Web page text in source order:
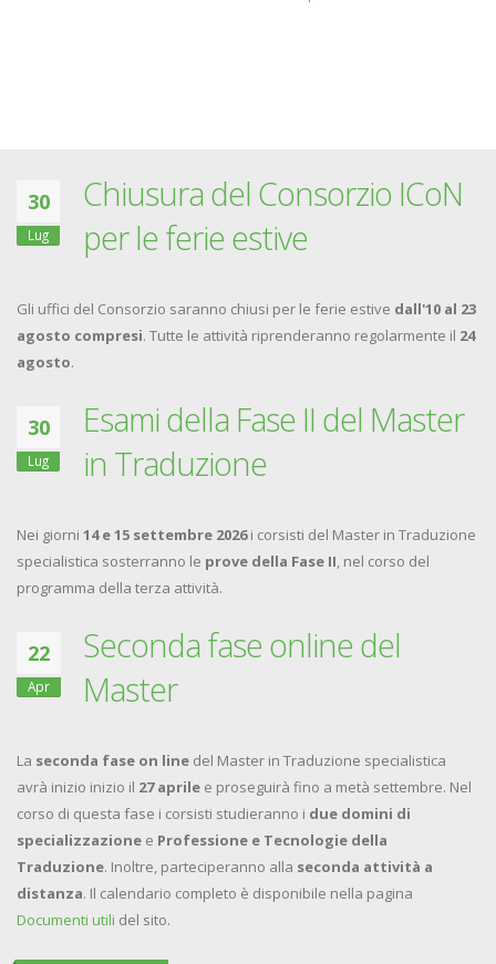
30
Lug
Chiusura del Consorzio ICoN
per le ferie estive
Gli uffici del Consorzio saranno chiusi per le ferie estive dall'10 al 23
agosto compresi. Tutte le attività riprenderanno regolarmente il 24
agosto.
30
Lug
Esami della Fase II del Master
in Traduzione
Nei giorni 14 e 15 settembre 2026i corsisti del Master in Traduzione
specialistica sosterranno le prove della Fase II, nel corso del
programma della terza attività.
22
Apr
Seconda fase online del
Master
La seconda fase on line del Master in Traduzione specialistica
avrà inizio inizio il 27 aprile e proseguirà fino a metà settembre. Nel
corso di questa fase i corsisti studieranno i due domini di
specializzazione e Professione e Tecnologie della
Traduzione. Inoltre, parteciperanno alla seconda attività a
distanza. Il calendario completo è disponibile nella pagina
Documenti utili del sito.